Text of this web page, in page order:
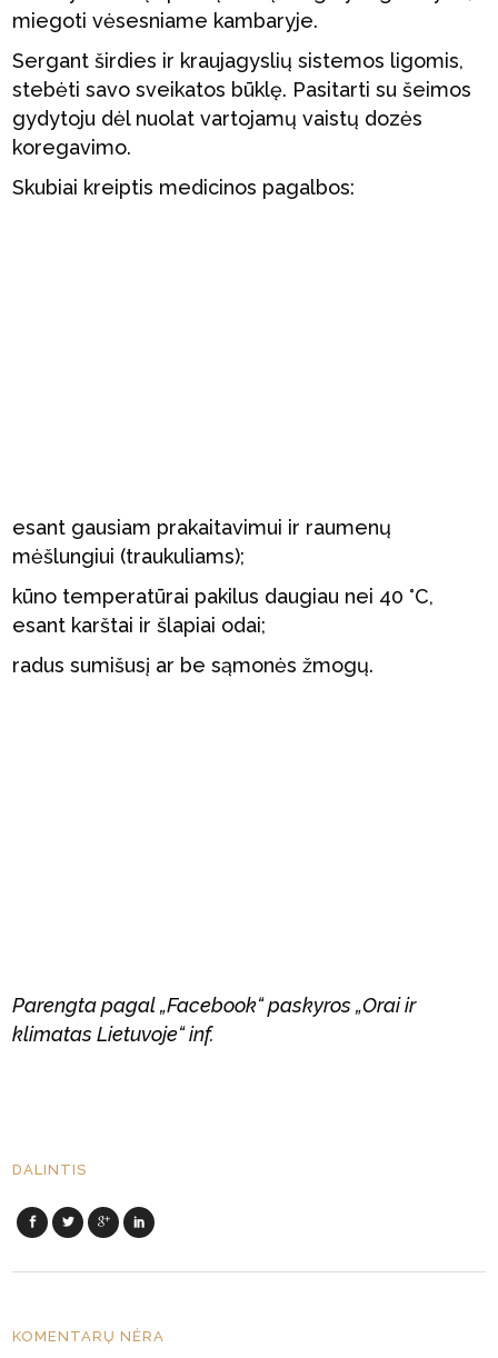
miegoti vėsesniame kambaryje.
Sergant širdies ir kraujagyslių sistemos ligomis,
stebėti savo sveikatos būklę. Pasitarti su šeimos
gydytoju dėl nuolat vartojamų vaistų dozės
koregavimo.
Skubiai kreiptis medicinos pagalbos:
esant gausiam prakaitavimui ir raumenų
mėšlungiui (traukuliams);
kūno temperatūrai pakilus daugiau nei 40 °C,
esant karštai ir šlapiai odai;
radus sumišusį ar be sąmonės žmogų.
Parengta pagal „Facebook“ paskyros „Orai ir
klimatas Lietuvoje“ inf.
DALINTIS
KOMENTARŲ NĖRA